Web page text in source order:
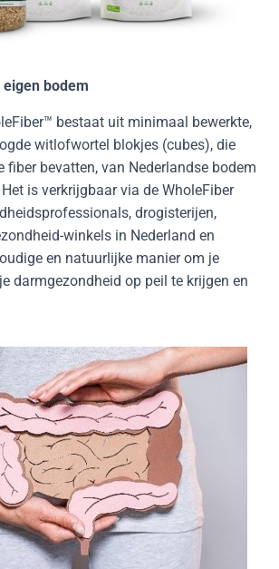
bodem
bestaat uit minimaal bewerkte,
witlofwortel blokjes (cubes), die
fiber bevatten, van Nederlandse bodem
is verkrijgbaar via de WholeFiber
drogisterijen,
winkels in Nederland en
en natuurlijke manier om je
darmgezondheid op peil te krijgen en